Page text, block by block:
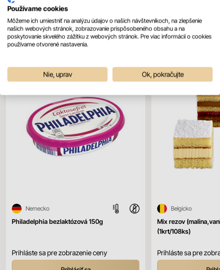
Mohlo by sa vám páčiť Všetky produkty
Philadelphia bezlaktózová 150g
Nemecko
Prihláste sa pre zobrazenie ceny
Mix rezov
(1krt/108ks)
Belgicko
Prihláste sa pre
Používame cookies
Môžeme ich umiestniť na analýzu údajov o našich návštevníkoch, na zlepšenie
našich webových stránok, zobrazovanie prispôsobeného obsahu a na
poskytovanie skvelého zážitku z webových stránok. Pre viac informácií o cookies
používame otvorené nastavenia.
Nie, uprav Ok, pokračujte